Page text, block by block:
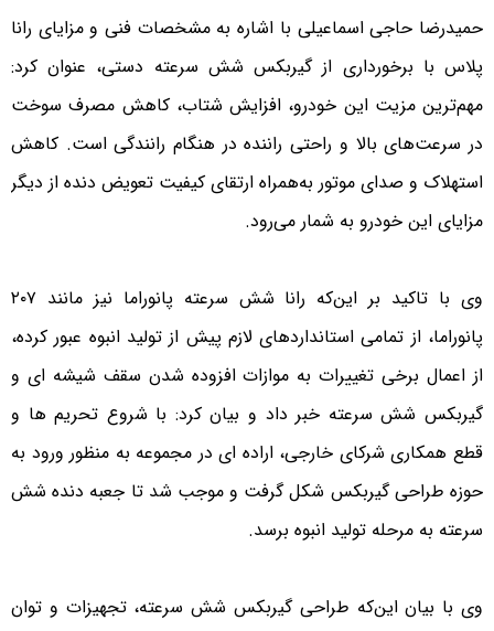
حمیدرضا حاجی اسماعیلی با اشاره به مشخصات فنی و مزایای رانا
پلاس با برخورداری از گیربکس شش سرعته دستی، عنوان کرد:
مهم‌ترین مزیت این خودرو، افزایش شتاب، کاهش مصرف سوخت
در سرعت‌های بالا و راحتی راننده در هنگام رانندگی است. کاهش
استهلاک و صدای موتور به‌همراه ارتقای کیفیت تعویض دنده از دیگر
مزایای این خودرو به شمار می‌رود.
وی با تاکید بر این‌که رانا شش سرعته پانوراما نیز مانند ۲۰۷
پانوراما، از تمامی استانداردهای لازم پیش از تولید انبوه عبور کرده،
از اعمال برخی تغییرات به موازات افزوده شدن سقف شیشه ای و
گیربکس شش سرعته خبر داد و بیان کرد: با شروع تحریم ها و
قطع همکاری شرکای خارجی، اراده ای در مجموعه به منظور ورود به
حوزه طراحی گیربکس شکل گرفت و موجب شد تا جعبه دنده شش
سرعته به مرحله تولید انبوه برسد.
وی با بیان این‌که طراحی گیربکس شش سرعته، تجهیزات و توان